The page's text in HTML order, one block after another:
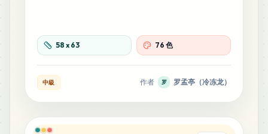
58 x 63 76 色
中級 作者 罗 罗孟亭（冷冻龙）